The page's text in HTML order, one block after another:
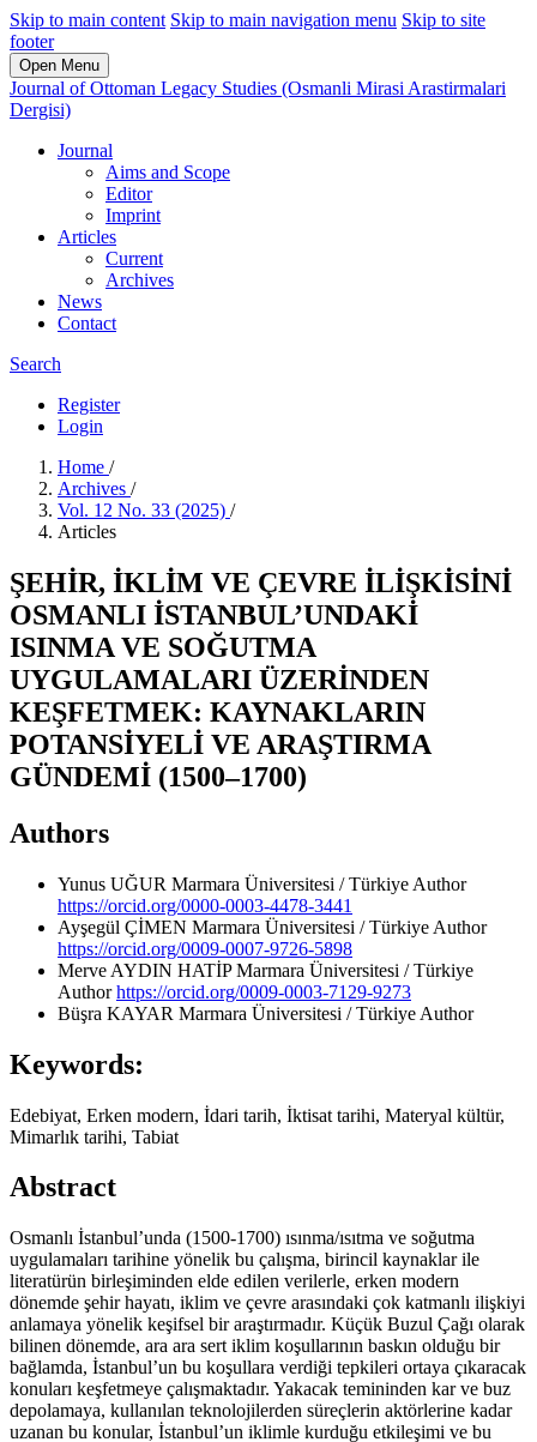
Skip to main content Skip to main navigation menu Skip to site
footer
Open Menu
Journal of Ottoman Legacy Studies (Osmanli Mirasi Arastirmalari
Dergisi)
Journal
Aims and Scope
Editor
Imprint
Articles
Current
Archives
News
Contact
Search
Register
Login
Home /
Archives /
Vol. 12 No. 33 (2025) /
Articles
ŞEHİR, İKLİM VE ÇEVRE İLİŞKİSİNİ
OSMANLI İSTANBUL’UNDAKİ
ISINMA VE SOĞUTMA
UYGULAMALARI ÜZERİNDEN
KEŞFETMEK: KAYNAKLARIN
POTANSİYELİ VE ARAŞTIRMA
GÜNDEMİ (1500–1700)
Authors
Yunus UĞUR Marmara Üniversitesi / Türkiye Author
https://orcid.org/0000-0003-4478-3441
Ayşegül ÇİMEN Marmara Üniversitesi / Türkiye Author
https://orcid.org/0009-0007-9726-5898
Merve AYDIN HATİPMarmara Üniversitesi / Türkiye
Authorhttps://orcid.org/0009-0003-7129-9273
Büşra KAYAR Marmara Üniversitesi / Türkiye Author
Keywords:
Edebiyat, Erken modern, İdari tarih, İktisat tarihi, Materyal kültür,
Mimarlık tarihi, Tabiat
Abstract
Osmanlı İstanbul’unda (1500-1700) ısınma/ısıtma ve soğutma
uygulamaları tarihine yönelik bu çalışma, birincil kaynaklar ile
literatürün birleşiminden elde edilen verilerle, erken modern
dönemde şehir hayatı, iklim ve çevre arasındaki çok katmanlı ilişkiyi
anlamaya yönelik keşifsel bir araştırmadır. Küçük Buzul Çağı olarak
bilinen dönemde, ara ara sert iklim koşullarının baskın olduğu bir
bağlamda, İstanbul’un bu koşullara verdiği tepkileri ortaya çıkaracak
konuları keşfetmeye çalışmaktadır. Yakacak temininden kar ve buz
depolamaya, kullanılan teknolojilerden süreçlerin aktörlerine kadar
uzanan bu konular, İstanbul’un iklimle kurduğu etkileşimi ve bu